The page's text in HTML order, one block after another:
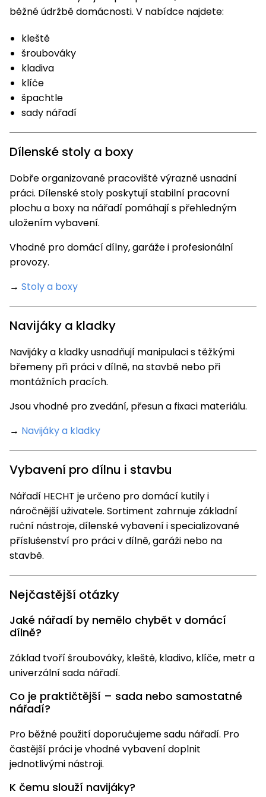
běžné údržbě domácnosti. V nabídce najdete:
kleště
šroubováky
kladiva
klíče
špachtle
sady nářadí
Dílenské stoly a boxy
Dobře organizované pracoviště výrazně usnadní
práci. Dílenské stoly poskytují stabilní pracovní
plochu a boxy na nářadí pomáhají s přehledným
uložením vybavení.
Vhodné pro domácí dílny, garáže i profesionální
provozy.
→ Stoly a boxy
Navijáky a kladky
Navijáky a kladky usnadňují manipulaci s těžkými
břemeny při práci v dílně, na stavbě nebo při
montážních pracích.
Jsou vhodné pro zvedání, přesun a fixaci materiálu.
→ Navijáky a kladky
Vybavení pro dílnu i stavbu
Nářadí HECHT je určeno pro domácí kutily i
náročnější uživatele. Sortiment zahrnuje základní
ruční nástroje, dílenské vybavení i specializované
příslušenství pro práci v dílně, garáži nebo na
stavbě.
Nejčastější otázky
Jaké nářadí by nemělo chybět v domácí
dílně?
Základ tvoří šroubováky, kleště, kladivo, klíče, metr a
univerzální sada nářadí.
Co je praktičtější – sada nebo samostatné
nářadí?
Pro běžné použití doporučujeme sadu nářadí. Pro
častější práci je vhodné vybavení doplnit
jednotlivými nástroji.
K čemu slouží navijáky?